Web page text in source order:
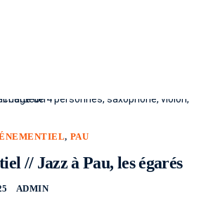
, PAU
// Jazz à Pau, les égarés
ADMIN